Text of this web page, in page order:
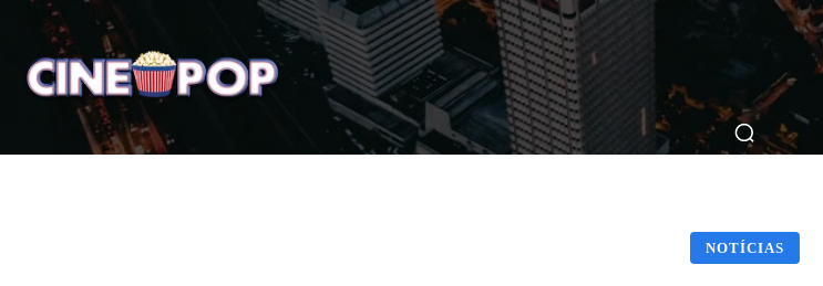
Home Notícias Críticas Breve Nos Cinemas Matérias
NOTÍCIAS